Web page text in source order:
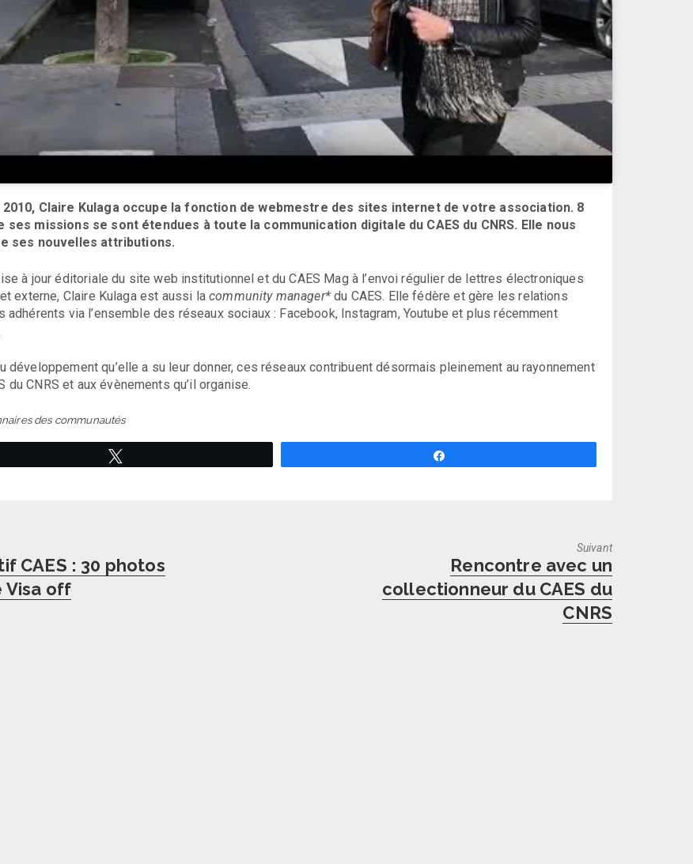
2010, Claire Kulaga occupe la fonction de webmestre des sites internet de votre association. 8
ses missions se sont étendues à toute la communication digitale du CAES du CNRS. Elle nous
ses nouvelles attributions.
à jour éditoriale du site web institutionnel et du CAES Mag à l’envoi régulier de lettres électroniques
externe, Claire Kulaga est aussi lacommunity manager*du CAES. Elle fédère et gère les relations
adhérents via l’ensemble des réseaux sociaux : Facebook, Instagram, Youtube et plus récemment
développement qu’elle a su leur donner, ces réseaux contribuent désormais pleinement au rayonnement
du CNRS et aux évènements qu’il organise.
des communautés
CAES : 30 photos
Visa off
Suivant
Next
post:
Rencontre avec un
collectionneur du CAES du
CNRS